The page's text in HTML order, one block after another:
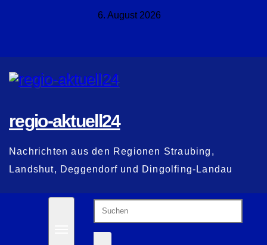
6. August 2026
regio-aktuell24
Nachrichten aus den Regionen Straubing,
Landshut, Deggendorf und Dingolfing-Landau